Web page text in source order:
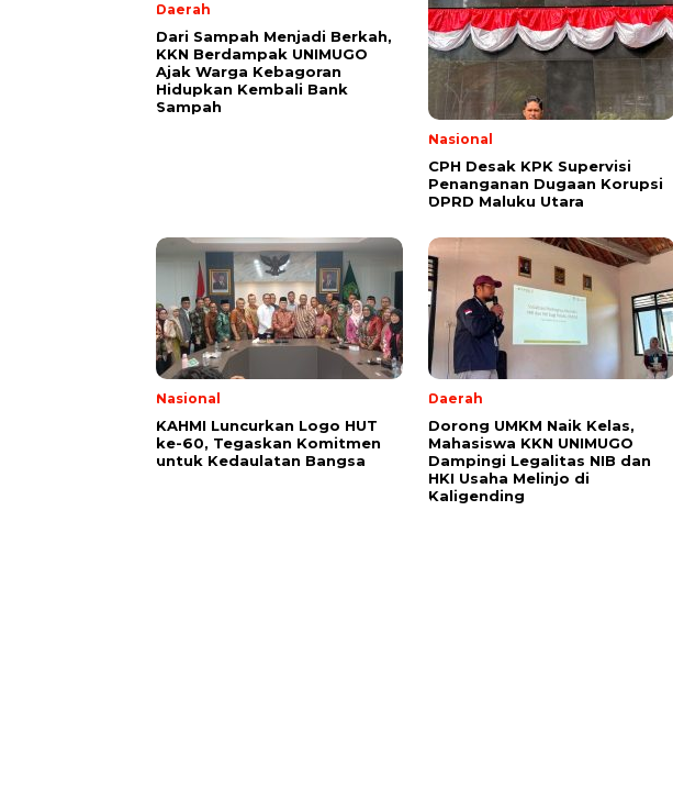
Daerah
Dari Sampah Menjadi Berkah,
KKN Berdampak UNIMUGO
Ajak Warga Kebagoran
Hidupkan Kembali Bank
Sampah
Nasional
CPH Desak KPK Supervisi
Penanganan Dugaan Korupsi
DPRD Maluku Utara
Nasional
KAHMI Luncurkan Logo HUT
ke-60, Tegaskan Komitmen
untuk Kedaulatan Bangsa
Daerah
Dorong UMKM Naik Kelas,
Mahasiswa KKN UNIMUGO
Dampingi Legalitas NIB dan
HKI Usaha Melinjo di
Kaligending